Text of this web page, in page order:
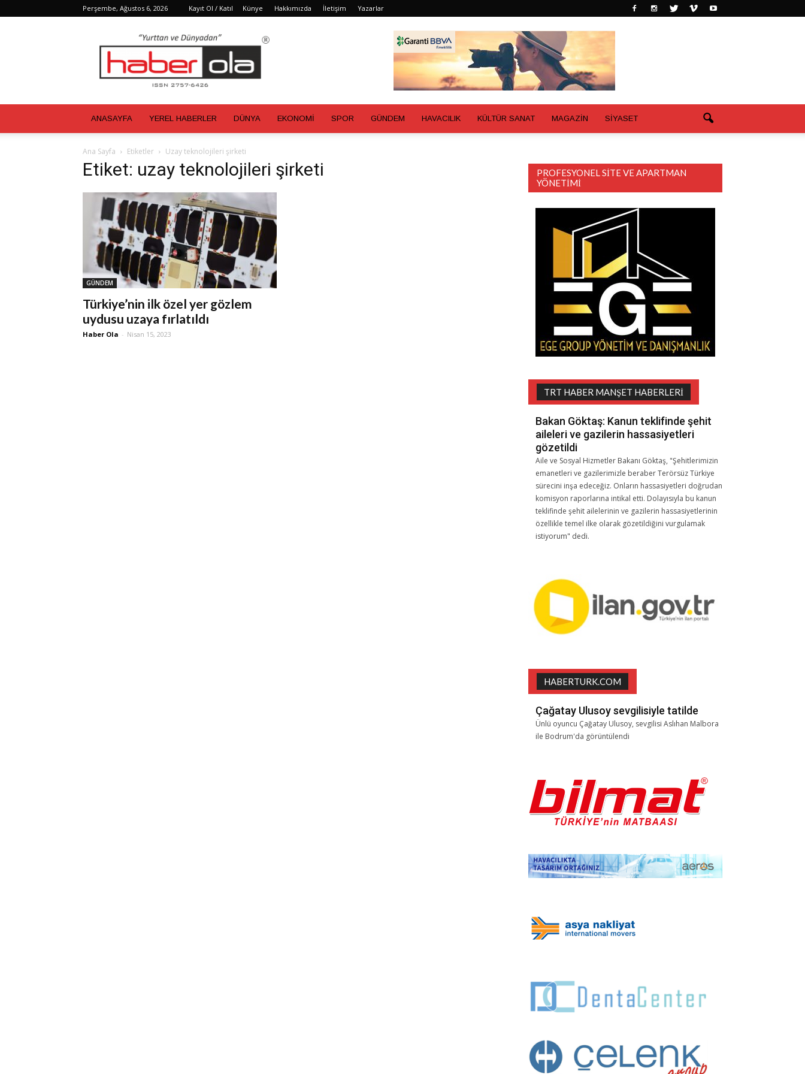
Perşembe, Ağustos 6, 2026 Kayıt Ol / Katıl Künye Hakkımızda İletişim Yazarlar
ANASAYFA YEREL HABERLER DÜNYA EKONOMİ SPOR GÜNDEM HAVACILIK KÜLTÜR SANAT MAGAZİN SİYASET
Ana Sayfa Etiketler Uzay teknolojileri şirketi
Etiket: uzay teknolojileri şirketi
GÜNDEM
Türkiye’nin ilk özel yer gözlem
uydusu uzaya fırlatıldı
Haber Ola - Nisan 15, 2023
PROFESYONEL SITE VE APARTMAN
YÖNETIMI
TRT HABER MANŞET HABERLERI
Bakan Göktaş: Kanun teklifinde şehit
aileleri ve gazilerin hassasiyetleri
gözetildi
Aile ve Sosyal Hizmetler Bakanı Göktaş, "Şehitlerimizin
emanetleri ve gazilerimizle beraber Terörsüz Türkiye
sürecini inşa edeceğiz. Onların hassasiyetleri doğrudan
komisyon raporlarına intikal etti. Dolayısıyla bu kanun
teklifinde şehit ailelerinin ve gazilerin hassasiyetlerinin
özellikle temel ilke olarak gözetildiğini vurgulamak
istiyorum" dedi.
HABERTURK.COM
Çağatay Ulusoy sevgilisiyle tatilde
Ünlü oyuncu Çağatay Ulusoy, sevgilisi Aslıhan Malbora
ile Bodrum'da görüntülendi